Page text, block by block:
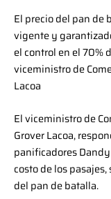
El precio del pan de
vigente y
el control en el 70%
viceministro de
Lacoa
El viceministro de
Grover Lacoa,
panificadores
costo de los
del pan de batalla.